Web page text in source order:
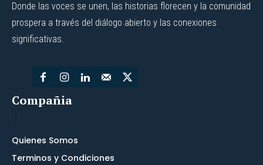
Donde las voces se unen, las historias florecen y la comunidad
prospera a través del diálogo abierto y las conexiones
significativas.
Compañia
Quienes Somos
Terminos y Condiciones